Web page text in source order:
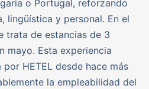
o Portugal, reforzando
lingüística y personal. En el
trata de estancias de 3
mayo. Esta experiencia
HETEL desde hace más
la empleabilidad del